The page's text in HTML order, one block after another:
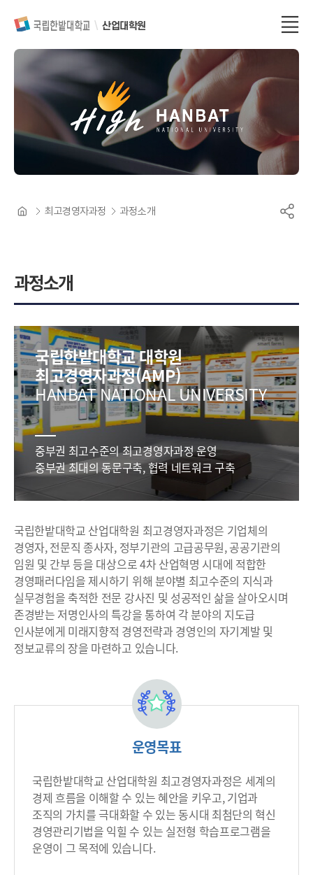
산업대학원
과정소개
최고경영자과정 과정소개
국립한밭대학교 대학원
최고경영자과정(AMP)
HANBAT NATIONAL UNIVERSITY
중부권 최고수준의 최고경영자과정 운영
중부권 최대의 동문구축, 협력 네트워크 구축
국립한밭대학교 산업대학원 최고경영자과정은 기업체의
경영자, 전문직 종사자, 정부기관의 고급공무원, 공공기관의
임원 및 간부 등을 대상으로 4차 산업혁명 시대에 적합한
경영패러다임을 제시하기 위해 분야별 최고수준의 지식과
실무경험을 축적한 전문 강사진 및 성공적인 삶을 살아오시며
존경받는 저명인사의 특강을 통하여 각 분야의 지도급
인사분에게 미래지향적 경영전략과 경영인의 자기계발 및
정보교류의 장을 마련하고 있습니다.
운영목표
국립한밭대학교 산업대학원 최고경영자과정은 세계의
경제 흐름을 이해할 수 있는 혜안을 키우고, 기업과
조직의 가치를 극대화할 수 있는 동시대 최첨단의 혁신
경영관리기법을 익힐 수 있는 실전형 학습프로그램을
운영이 그 목적에 있습니다.